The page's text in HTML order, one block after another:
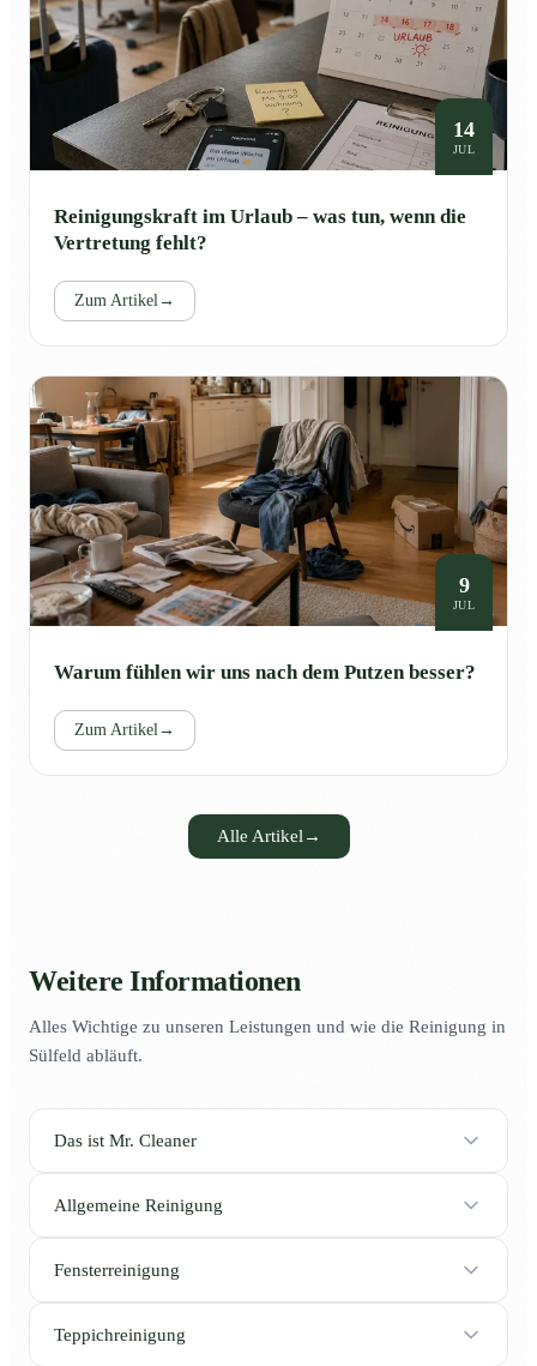
14
JUL
Reinigungskraft im Urlaub – was tun, wenn die
Vertretung fehlt?
Zum Artikel→
9
JUL
Warum fühlen wir uns nach dem Putzen besser?
Zum Artikel→
Alle Artikel→
Weitere Informationen
Alles Wichtige zu unseren Leistungen und wie die Reinigung in
Sülfeld abläuft.
Das ist Mr. Cleaner
Allgemeine Reinigung
Fensterreinigung
Teppichreinigung